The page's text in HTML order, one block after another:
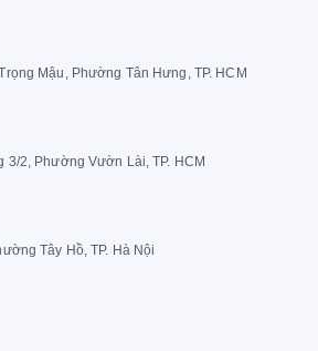
Mậu, Phường Tân Hưng, TP. HCM
3/2, Phường Vườn Lài, TP. HCM
Tây Hồ, TP. Hà Nội